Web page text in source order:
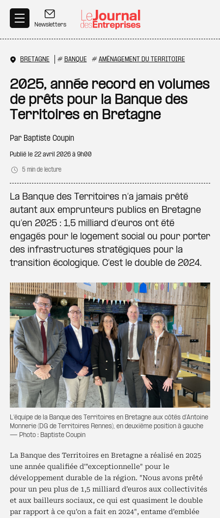
Newsletters
BRETAGNE # BANQUE # AMÉNAGEMENT DU TERRITOIRE
2025, année record en volumes
de prêts pour la Banque des
Territoires en Bretagne
Par Baptiste Coupin
Publié le 22 avril 2026 à 9h00
5 min de lecture
La Banque des Territoires n’a jamais prêté
autant aux emprunteurs publics en Bretagne
qu’en 2025 : 1,5 milliard d’euros ont été
engagés pour le logement social ou pour porter
des infrastructures stratégiques pour la
transition écologique. C’est le double de 2024.
L’équipe de la Banque des Territoires en Bretagne aux côtés d’Antoine
Monnerie (DG de Territoires Rennes), en deuxième position à gauche
— Photo : Baptiste Coupin
La Banque des Territoires en Bretagne a réalisé en 2025
une année qualifiée d'"exceptionnelle" pour le
développement durable de la région. "Nous avons prêté
pour un peu plus de 1,5 milliard d’euros aux collectivités
et aux bailleurs sociaux, ce qui est quasiment le double
par rapport à ce qu’on a fait en 2024", entame d’emblée